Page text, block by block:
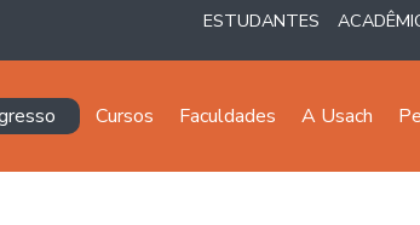
ESTUDANTES
principal
Cursos Faculdades A Usach